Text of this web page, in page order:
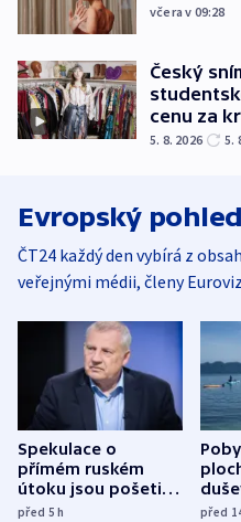
včera v 09:28
Český
cenu za
5. 8. 2026 5.
Evropský pohled
ČT24 každý den vybírá z
veřejnými médii, členy
Spekulace o
přímém ruském
útoku jsou pošetilé,
míní estonský
před 5h před